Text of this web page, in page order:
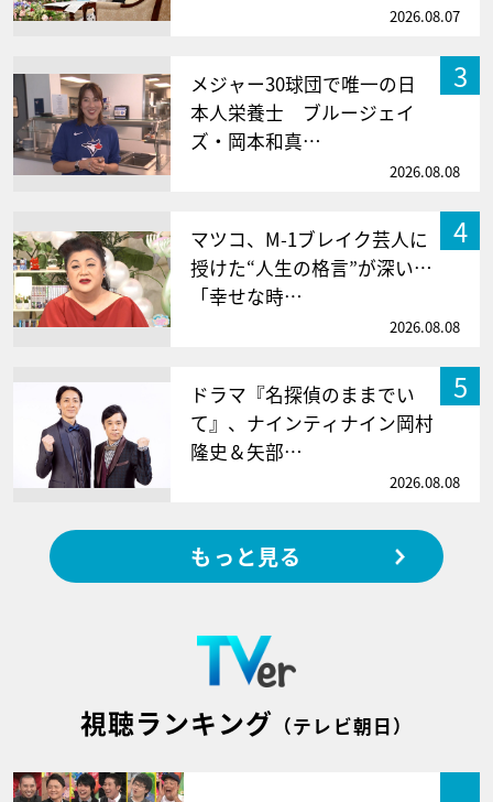
2026.08.07
3
メジャー30球団で唯一の日
本人栄養士 ブルージェイ
ズ・岡本和真…
2026.08.08
4
マツコ、M-1ブレイク芸人に
授けた“人生の格言”が深い…
「幸せな時…
2026.08.08
5
ドラマ『名探偵のままでい
て』、ナインティナイン岡村
隆史＆矢部…
2026.08.08
もっと見る
視聴ランキング （テレビ朝日）